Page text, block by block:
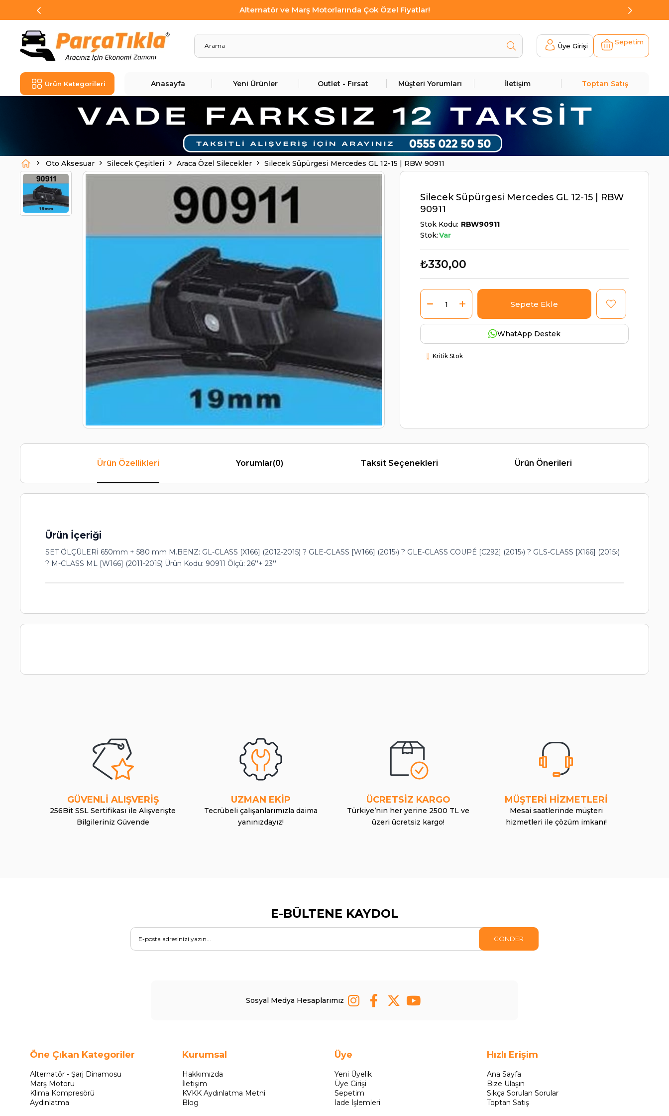
Alternatör ve Marş Motorlarında Çok Özel Fiyatlar!
Üye Girişi Sepetim
Ürün Kategorileri Anasayfa Yeni Ürünler Outlet - Fırsat Müşteri Yorumları İletişim Toptan Satış
Oto Aksesuar Silecek Çeşitleri Araca Özel Silecekler Silecek Süpürgesi Mercedes GL 12-15 | RBW 90911
Silecek Süpürgesi Mercedes GL 12-15 | RBW
90911
Stok Kodu RBW90911
Stok:Var
₺330,00
WhatApp Destek
Kritik Stok
Ürün Özellikleri Yorumlar(0) Taksit Seçenekleri Ürün Önerileri
Ürün İçeriği
SET ÖLÇÜLERİ 650mm + 580 mm M.BENZ: GL-CLASS [X166] (2012-2015) ? GLE-CLASS [W166] (2015›) ? GLE-CLASS COUPÉ [C292] (2015›) ? GLS-CLASS [X166] (2015›)
? M-CLASS ML [W166] (2011-2015) Ürün Kodu: 90911 Ölçü: 26''+ 23''
GÜVENLİ ALIŞVERİŞ
256Bit SSL Sertifikası ile Alışverişte
Bilgileriniz Güvende
UZMAN EKİP
Tecrübeli çalışanlarımızla daima
yanınızdayız!
ÜCRETSİZ KARGO
Türkiye’nin her yerine 2500 TL ve
üzeri ücretsiz kargo!
MÜŞTERİ HİZMETLERİ
Mesai saatlerinde müşteri
hizmetleri ile çözüm imkanı!
E-BÜLTENE KAYDOL
GÖNDER
Sosyal Medya Hesaplarımız
Öne Çıkan Kategoriler
Alternatör - Şarj Dinamosu
Marş Motoru
Klima Kompresörü
Aydınlatma
Kurumsal
Hakkımızda
İletişim
KVKK Aydınlatma Metni
Blog
Üye
Yeni Üyelik
Üye Girişi
Sepetim
İade İşlemleri
Hızlı Erişim
Ana Sayfa
Bize Ulaşın
Sıkça Sorulan Sorular
Toptan Satış